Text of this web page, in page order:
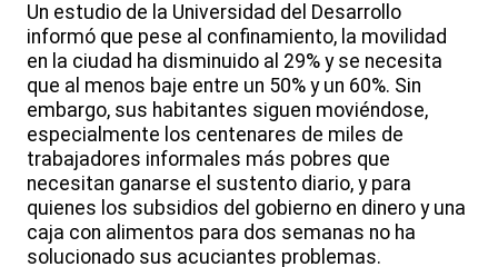
Un estudio de la Universidad del Desarrollo
informó que pese al confinamiento, la movilidad
en la ciudad ha disminuido al 29% y se necesita
que al menos baje entre un 50% y un 60%. Sin
embargo, sus habitantes siguen moviéndose,
especialmente los centenares de miles de
trabajadores informales más pobres que
necesitan ganarse el sustento diario, y para
quienes los subsidios del gobierno en dinero y una
caja con alimentos para dos semanas no ha
solucionado sus acuciantes problemas.